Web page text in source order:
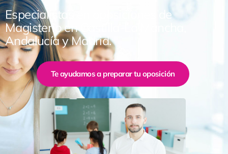
Especialistas en oposiciones de
Magisterio en Castilla-La Mancha,
Andalucía y Madrid.
Te ayudamos a preparar tu oposición